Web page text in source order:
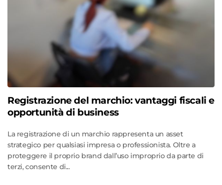
Registrazione del marchio: vantaggi fiscali e
opportunità di business
La registrazione di un marchio rappresenta un asset
strategico per qualsiasi impresa o professionista. Oltre a
proteggere il proprio brand dall’uso improprio da parte di
terzi, consente di...